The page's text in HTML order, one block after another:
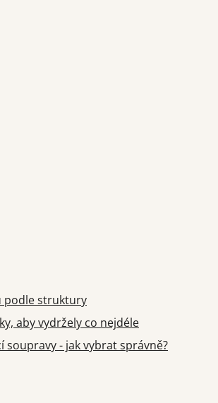
podle struktury
aby vydržely co nejdéle
soupravy - jak vybrat správně?